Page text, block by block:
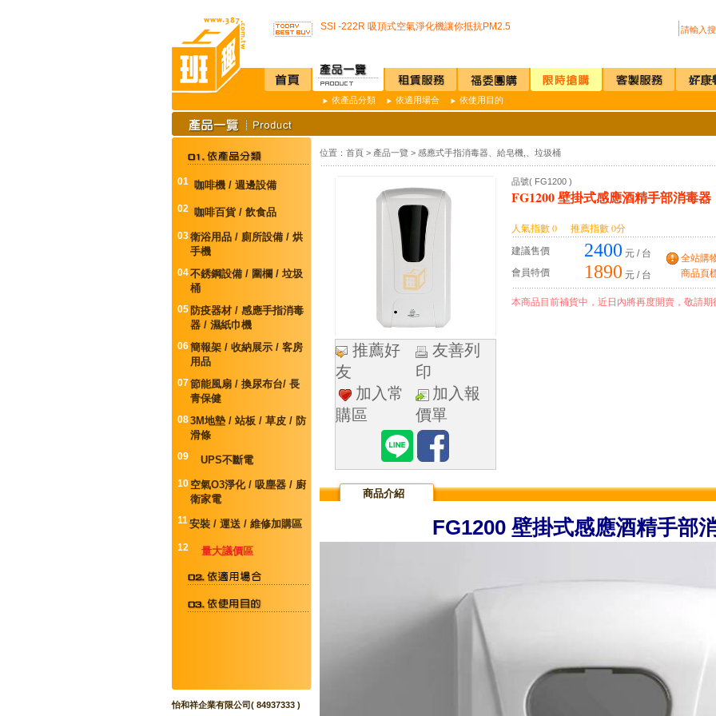
SSI -222R 吸頂式空氣淨化機讓你抵抗PM2.5
K387D全自動雙感溫酒精手部消毒機 升級不加價
唯一驗證過可有效抑制COVID-19的神器
通用型防疫透明面罩10入裝
榮獲M.I.T台灣精品獎超省電的負離子節能風扇
SSI -222R 吸頂式空氣淨化機讓你抵抗PM2.5
開咖啡店不用買咖啡機Schaerer Coffee Art Plus 全自動...
K3 Plus 全自動紅外線測溫儀(附立架) 預購訂單
K387D全自動雙感溫酒精手部消毒機 升級不加價
唯一驗證過可有效抑制COVID-19的神器
通用型防疫透明面罩10入裝
依產品分類 依適用場合 依使用目的
01 咖啡機 / 週邊設備
02 咖啡百貨 / 飲食品
03衛浴用品 / 廁所設備 / 烘
手機
04不銹鋼設備 / 圍欄 / 垃圾
桶
05 防疫器材 / 感應手指消毒
器 / 濕紙巾機
06簡報架 / 收納展示 / 客房
用品
07節能風扇 / 換尿布台/ 長
青保健
083M地墊 / 站板 / 草皮 / 防
滑條
09 UPS不斷電
10 空氣O3淨化 / 吸塵器 / 廚
衛家電
11安裝 / 運送 / 維修加購區
12 量大議價區
怡和祥企業有限公司( 84937333 )
位置： 首頁> 產品一覽 > 感應式手指消毒器、給皂機,、垃圾桶
推薦好
友
友善列
印
加入常
購區
加入報
價單
品號( FG1200 )
FG1200 壁掛式感應酒精手部消毒器
人氣指數 0 推薦指數 0分
建議售價 2400 元 / 台
會員特價
1890 元 / 台
全站購
商品頁
本商品目前補貨中，近日內將再度開賣，敬請
商品介紹
FG1200 壁掛式感應酒精手部